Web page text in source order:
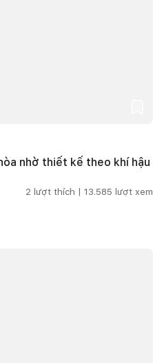
nhờ thiết kế theo khí hậu
2 lượt thích | 13.585 lượt xem